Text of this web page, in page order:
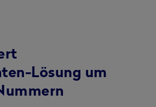
Lösung um